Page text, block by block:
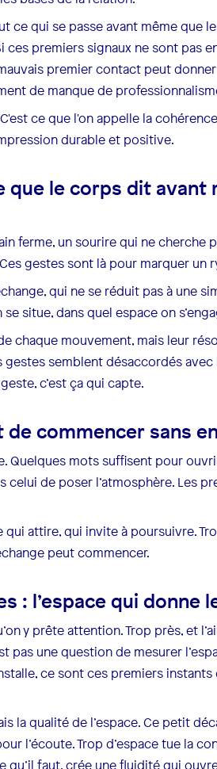
ce qui se passe avant même que
premiers signaux ne sont pas
premier contact peut
de manque de
ce que l'on appelle la
durable et positive.
que le corps dit avant
ferme, un sourire qui ne cherche
gestes sont là pour marquer un
qui ne se réduit pas à une
situe, dans quel espace on
chaque mouvement, mais leur
gestes semblent désaccordés
c’est ça qui capte.
de commencer sans
Quelques mots suffisent pour
celui de poser l’atmosphère. Les
qui attire, qui invite à poursuivre.
peut commencer.
: l’espace qui donne
y prête attention. Trop près, et
pas une question de mesurer
ce sont ces premiers
la qualité de l’espace. Ce petit
l’écoute. Trop d’espace tue la
qu’il faut, crée une fluidité qui